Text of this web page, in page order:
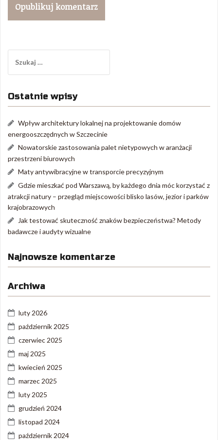
Ostatnie wpisy
Wpływ architektury lokalnej na projektowanie domów
energooszczędnych w Szczecinie
Nowatorskie zastosowania palet nietypowych w aranżacji
przestrzeni biurowych
Maty antywibracyjne w transporcie precyzyjnym
Gdzie mieszkać pod Warszawą, by każdego dnia móc korzystać z
atrakcji natury – przegląd miejscowości blisko lasów, jezior i parków
krajobrazowych
Jak testować skuteczność znaków bezpieczeństwa? Metody
badawcze i audyty wizualne
Najnowsze komentarze
Archiwa
luty 2026
październik 2025
czerwiec 2025
maj 2025
kwiecień 2025
marzec 2025
luty 2025
grudzień 2024
listopad 2024
październik 2024